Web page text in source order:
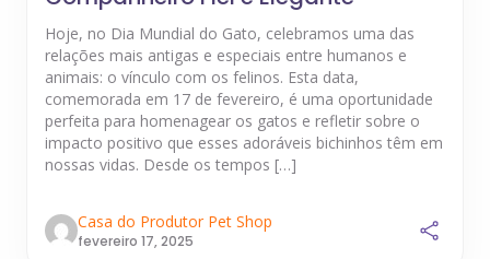
Hoje, no Dia Mundial do Gato, celebramos uma das
relações mais antigas e especiais entre humanos e
animais: o vínculo com os felinos. Esta data,
comemorada em 17 de fevereiro, é uma oportunidade
perfeita para homenagear os gatos e refletir sobre o
impacto positivo que esses adoráveis bichinhos têm em
nossas vidas. Desde os tempos […]
Casa do Produtor Pet Shop
fevereiro 17, 2025